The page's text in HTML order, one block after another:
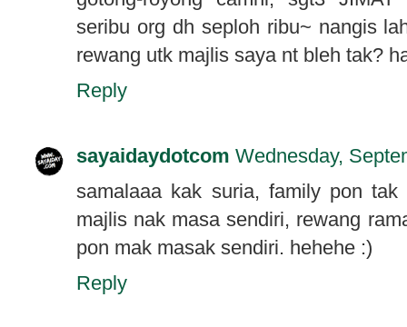
seribu org dh seploh ribu~ nangis
rewang utk majlis saya nt bleh tak?
Reply
sayaidaydotcom Wednesday,
samalaaa kak suria, family pon
majlis nak masa sendiri, rewang
pon mak masak sendiri. hehehe :)
Reply